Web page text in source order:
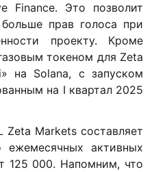
Finance. Это позволит
больше прав голоса при
проекту. Кроме
токеном для Zeta
на Solana, с запуском
на I квартал 2025
Markets составляет
ежемесячных активных
125 000. Напомним, что